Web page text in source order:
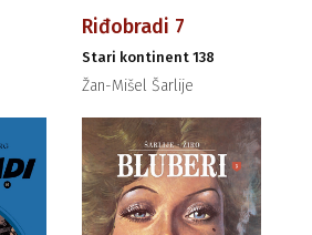
Riđobradi 7
Stari kontinent 138
Žan-Mišel Šarlije